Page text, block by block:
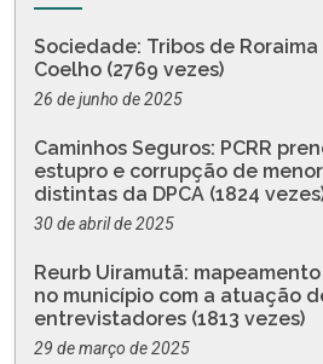
Sociedade: Tribos de
Coelho (2769 vezes)
26 de junho de 2025
Caminhos Seguros: PCRR
estupro e corrupção de
distintas da DPCA (1824
30 de abril de 2025
Reurb Uiramutã:
no município com a atuação
entrevistadores (1813 vezes)
29 de março de 2025